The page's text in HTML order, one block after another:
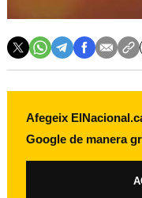
Afegeix
Google de manera